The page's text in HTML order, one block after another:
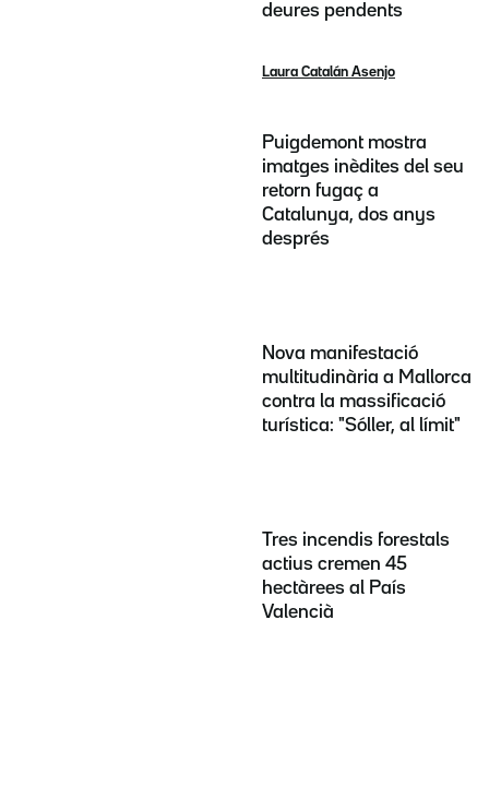
deures pendents
Laura Catalán Asenjo
Puigdemont mostra
imatges inèdites del seu
retorn fugaç a
Catalunya, dos anys
després
Nova manifestació
multitudinària a Mallorca
contra la massificació
turística: "Sóller, al límit"
Tres incendis forestals
actius cremen 45
hectàrees al País
Valencià